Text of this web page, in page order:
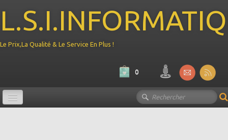
Le Prix,La Qualité & Le Service En Plus !
0